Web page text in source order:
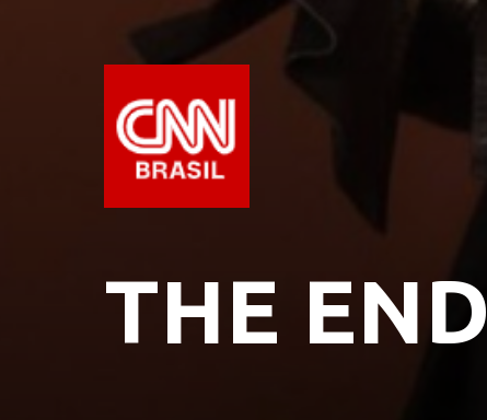
THE END